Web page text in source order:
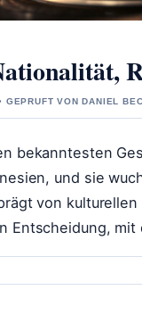
GEPRUFT VON DANIEL
bekanntesten
und sie
von
Entscheidung, mit